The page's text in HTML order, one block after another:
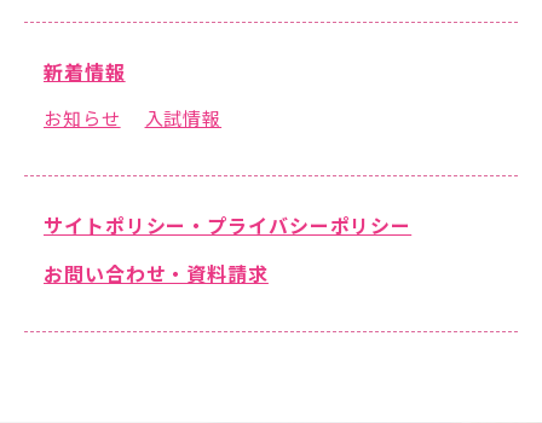
武蔵野短期大学
新着情報
お知らせ 入試情報
サイトポリシー・プライバシーポリシー
お問い合わせ・資料請求